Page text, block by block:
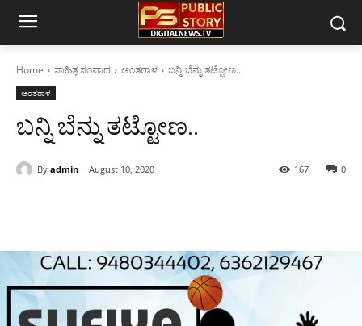
Home ಸಾಹಿತ್ಯ ಸಂವಾದ ಅಂತರಾಳ ಬನ್ನಿ ಬೆನ್ನು ತಟ್ಟೋಣ..
ಅಂತರಾಳ
ಬನ್ನಿ ಬೆನ್ನು ತಟ್ಟೋಣ..
By admin August 10, 2020 0
167